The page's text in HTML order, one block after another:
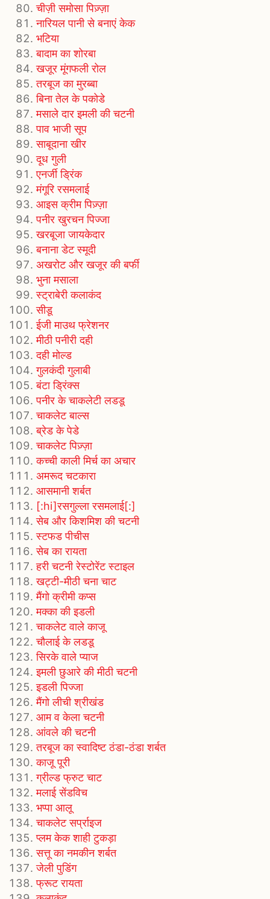
चीज़ी समोसा पिज़्ज़ा
नारियल पानी से बनाएं केक
भटिया
बादाम का शोरबा
खजूर मूंगफली रोल
तरबूज का मुरब्‍बा
बिना तेल के पकोडे
मसाले दार इमली की चटनी
पाव भाजी सूप
साबूदाना खीर
दूध गुली
एनर्जी ड्रिंक
मंगूरि रसमलाई
आइस क्रीम पिज़्ज़ा
पनीर खुरचन पिज्जा
खरबूजा जायकेदार
बनाना डेट स्मूदी
अखरोट और खजूर की बर्फी
भुना मसाला
स्ट्राबेरी कलाकंद
सीडू
ईजी माउथ फ्रेशनर
मीठी पनीरी दही
दही मोल्ड
गुलकंदी गुलाबी
बंटा ड्रिंक्स
पनीर के चाकलेटी लडडू
चाकलेट बाल्स
ब्रेड के पेडे
चाकलेट पिज़्ज़ा
कच्ची काली मिर्च का अचार
अमरूद चटकारा
आसमानी शर्बत
[:hi]रसगुल्ला रसमलाई[:]
सेब और किशमिश की चटनी
स्टफड पीचीस
सेब का रायता
हरी चटनी रेस्टोरेंट स्टाइल
खट्टी-मीठी चना चाट
मैंगो क्रीमी कप्स
मक्का की इडली
चाकलेट वाले काजू
चौलाई के लडडू
सिरके वाले प्याज
इमली छुआरे की मीठी चटनी
इडली पिज्जा
मैंगो लीची श्रीखंड
आम व केला चटनी
आंवले की चटनी
तरबूज का स्वादिष्ट ठंडा-ठंडा शर्बत
काजू पूरी
ग्रील्ड फ्रुट चाट
मलाई सेंडविच
भप्पा आलू
चाकलेट सर्प्राइज
प्लम केक शाही टुकड़ा
सत्तू का नमकीन शर्बत
जेली पुडिंग
फ्रूट रायता